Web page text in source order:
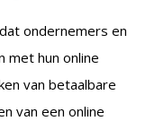
ondernemers en
hun online
van betaalbare
van een online